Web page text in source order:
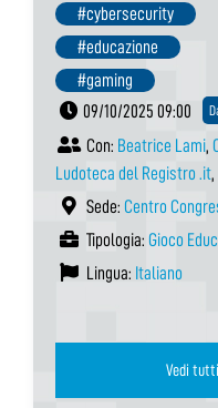
#cybersecurity
#educazione
#gaming
09/10/2025 09:00
Con: Beatrice Lami,
Ludoteca del Registro .it,
Sede: Centro
Tipologia: Gioco
Lingua: Italiano
Vedi